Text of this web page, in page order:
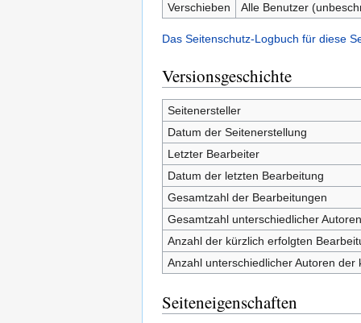
Verschieben
Alle Benutzer
Das Seitenschutz-Logbuch für diese
Versionsgeschichte
Seitenersteller
Datum der Seitenerstellung
Letzter Bearbeiter
Datum der letzten Bearbeitung
Gesamtzahl der Bearbeitungen
Gesamtzahl unterschiedlicher Autoren
Anzahl der kürzlich erfolgten
Anzahl unterschiedlicher Autoren
Seiteneigenschaften